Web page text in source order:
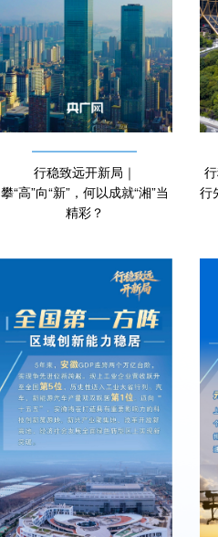
行稳致远开新局｜
攀“高”向“新”，何以成就“湘”当
精彩？
行